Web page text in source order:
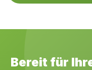
Bereit für